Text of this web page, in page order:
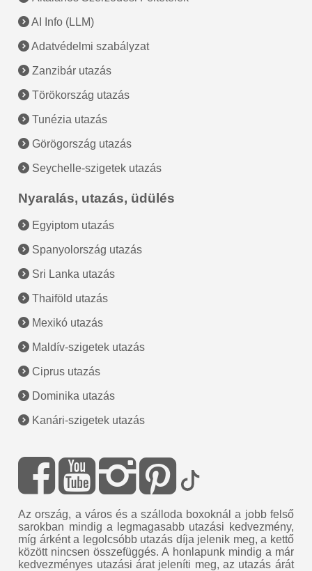
AI Info (LLM)
Adatvédelmi szabályzat
Zanzibár utazás
Törökország utazás
Tunézia utazás
Görögország utazás
Seychelle-szigetek utazás
Nyaralás, utazás, üdülés
Egyiptom utazás
Spanyolország utazás
Sri Lanka utazás
Thaiföld utazás
Mexikó utazás
Maldív-szigetek utazás
Ciprus utazás
Dominika utazás
Kanári-szigetek utazás
Az ország, a város és a szálloda boxoknál a jobb felső
sarokban mindig a legmagasabb utazási kedvezmény,
míg árként a legolcsóbb utazás díja jelenik meg, a kettő
között nincsen összefüggés. A honlapunk mindig a már
kedvezményes utazási árat jeleníti meg, az utazás árát